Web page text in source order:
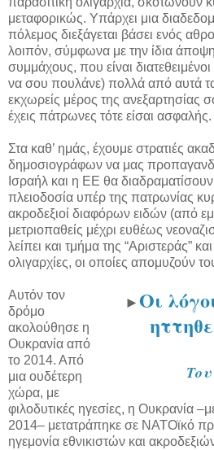
μεταφορικώς. Υπάρχει μια
πόλεμος διεξάγεται βάσει ενός
λοιπόν, σύμφωνα με την ίδια
συμμάχους, που είναι
να σου πουλάνε) πολλά από αυτά τα
εκχωρείς μέρος της ανεξαρτησίας
έχεις πάτρωνες τότε είσαι ασφαλής.
Στα καθ’ ημάς, έχουμε στρατιές
δημοσιογράφων να μας
Ισραήλ και η ΕΕ θα
πλειοδοσία υπέρ της πατρωνίας
ακροδεξιοί διαφόρων ειδών (από
μετριοπαθείς μέχρι ευθέως
λείπει και τμήμα της “Αριστεράς”
ολιγαρχίες, οι οποίες απομυζούν
►Οι
Αυτόν τον
δρόμο
ακολούθησε η
Ουκρανία από
το 2014. Από
μια ουδέτερη
χώρα, με
φιλοδυτικές ηγεσίες, η Ουκρανία
2014– μετατράπηκε σε ΝΑΤΟϊκό
ηγεμονία εθνικιστών και